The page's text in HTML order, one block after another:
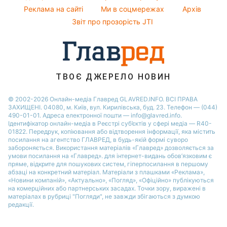
Софія Ротару
Усе про шоу-бізнес
Реклама на сайті
Ми в соцмережах
Архів
Звіт про прозорість JTI
ТВОЄ ДЖЕРЕЛО НОВИН
© 2002-2026 Онлайн-медіа Главред GLAVRED.INFO. ВСІ ПРАВА
ЗАХИЩЕНІ. 04080, м. Київ, вул. Кирилівська, буд. 23. Телефон — (044)
490-01-01. Адреса електронної пошти — info@glavred.info.
Ідентифікатор онлайн-медіа в Реєстрі суб’єктів у сфері медіа — R40-
01822. Передрук, копіювання або відтворення інформації, яка містить
посилання на агентство ГЛАВРЕД, в будь-якій формi суворо
забороняється. Використання матеріалів «Главред» дозволяється за
умови посилання на «Главред». для інтернет-видань обов’язковим є
пряме, відкрите для пошукових систем, гіперпосилання в першому
абзаці на конкретний матеріал. Матеріали з плашками «Реклама»,
«Новини компаній», «Актуально», «Погляд», «Офіційно» публікуються
на комерційних або партнерських засадах. Точки зору, виражені в
матеріалах в рубриці "Погляди", не завжди збігаються з думкою
редакції.